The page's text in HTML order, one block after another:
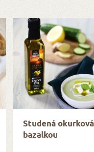
Studená
bazalkou